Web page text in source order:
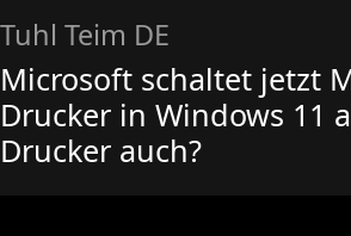
Tuhl Teim DE
Microsoft schaltet jetzt
Drucker in Windows 11
Drucker auch?